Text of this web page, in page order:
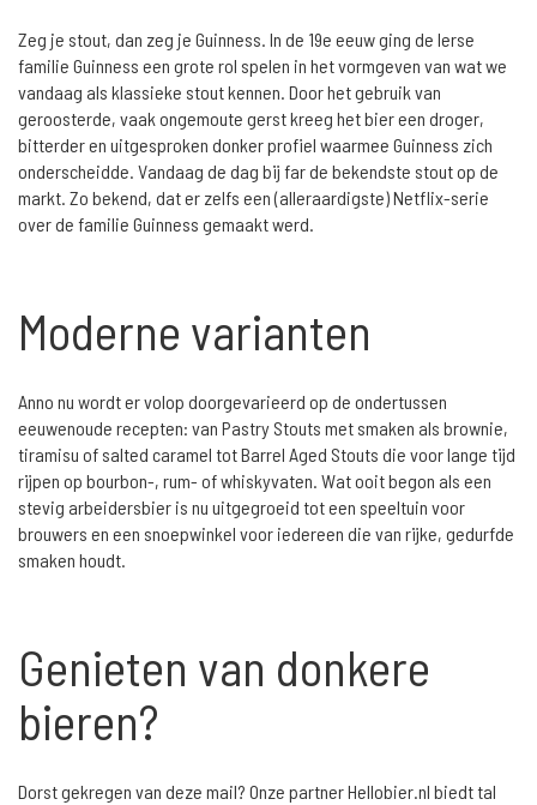
Zeg je stout, dan zeg je Guinness. In de 19e eeuw ging de Ierse
familie Guinness een grote rol spelen in het vormgeven van wat we
vandaag als klassieke stout kennen. Door het gebruik van
geroosterde, vaak ongemoute gerst kreeg het bier een droger,
bitterder en uitgesproken donker profiel waarmee Guinness zich
onderscheidde. Vandaag de dag bij far de bekendste stout op de
markt. Zo bekend, dat er zelfs een (alleraardigste) Netflix-serie
over de familie Guinness gemaakt werd.
Moderne varianten
Anno nu wordt er volop doorgevarieerd op de ondertussen
eeuwenoude recepten: van Pastry Stouts met smaken als brownie,
tiramisu of salted caramel tot Barrel Aged Stouts die voor lange tijd
rijpen op bourbon-, rum- of whiskyvaten. Wat ooit begon als een
stevig arbeidersbier is nu uitgegroeid tot een speeltuin voor
brouwers en een snoepwinkel voor iedereen die van rijke, gedurfde
smaken houdt.
Genieten van donkere
bieren?
Dorst gekregen van deze mail? Onze partner Hellobier.nl biedt tal